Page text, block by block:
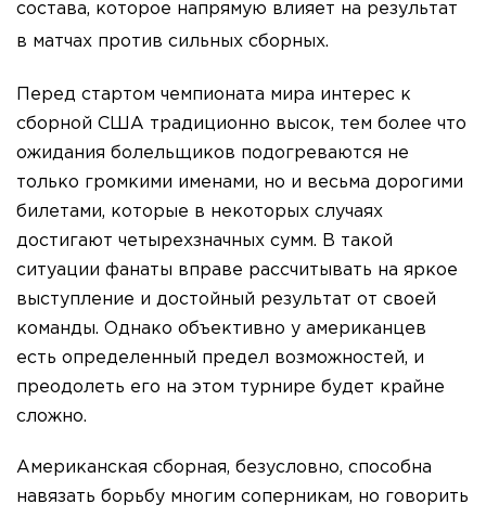
состава, которое напрямую влияет на результат
в матчах против сильных сборных.
Перед стартом чемпионата мира интерес к
сборной США традиционно высок, тем более что
ожидания болельщиков подогреваются не
только громкими именами, но и весьма дорогими
билетами, которые в некоторых случаях
достигают четырехзначных сумм. В такой
ситуации фанаты вправе рассчитывать на яркое
выступление и достойный результат от своей
команды. Однако объективно у американцев
есть определенный предел возможностей, и
преодолеть его на этом турнире будет крайне
сложно.
Американская сборная, безусловно, способна
навязать борьбу многим соперникам, но говорить